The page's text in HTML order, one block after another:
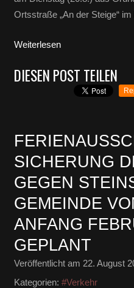
Ortsstraße „An der Steige“
Weiterlesen
DIESEN POST TEILEN
SICHERUNG
GEGEN
GEMEINDE
ANFANG
GEPLANT
Veröffentlicht am 22. August
Kategorien: #Verkehr